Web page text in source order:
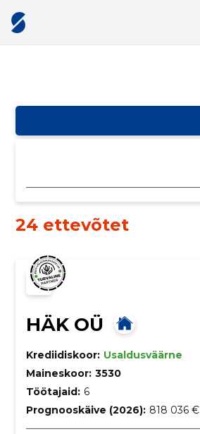
24 ettevõtet
HÄK OÜ
Krediidiskoor: Usaldusväärne
Maineskoor: 3530
Töötajaid: 6
Prognooskäive (2026): 818 036 €